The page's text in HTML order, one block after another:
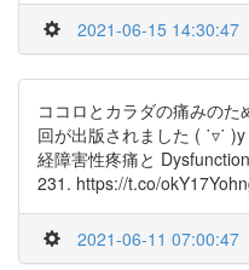
2021-06-15 14:30:47
ココロとカラダの痛みの
回が出版されました ( ˙▿˙
経障害性疼痛と
231. https://t.co/
2021-06-11 07:00:47